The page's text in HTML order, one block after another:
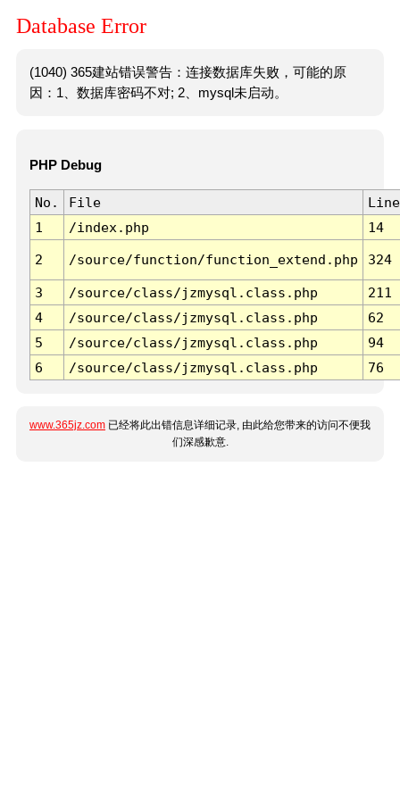
Database Error
(1040) 365建站错误警告：连接数据库失败，可能的原
因：1、数据库密码不对; 2、mysql未启动。
PHP Debug
No. File
Line
1
/index.php 14
2 /source/function/function_extend.php 324
3 /source/class/jzmysql.class.php
211
4
/source/class/jzmysql.class.php
62
5
/source/class/jzmysql.class.php
94
6
/source/class/jzmysql.class.php 76
www.365jz.com 已经将此出错信息详细记录, 由此给您带来的访问不便我
们深感歉意.